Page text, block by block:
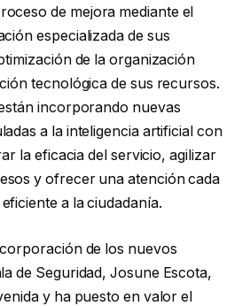
de mejora mediante el
especializada de sus
de la organización
tecnológica de sus recursos.
incorporando nuevas
a la inteligencia artificial con
la eficacia del servicio, agilizar
y ofrecer una atención cada
a la ciudadanía.
de los nuevos
de Seguridad, Josune Escota,
y ha puesto en valor el